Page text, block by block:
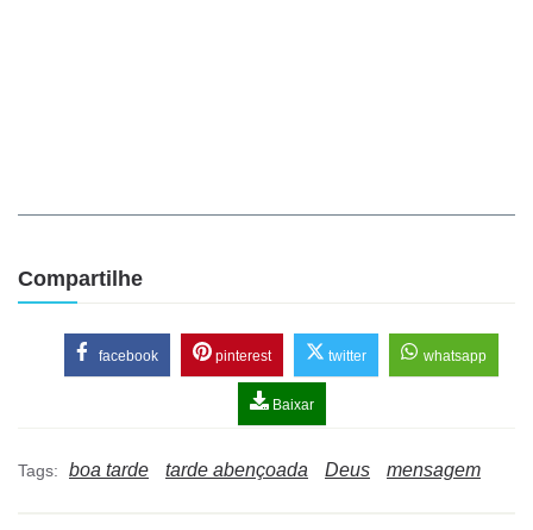
Compartilhe
facebook pinterest twitter whatsapp
Baixar
Tags: boa tarde tarde abençoada Deus mensagem